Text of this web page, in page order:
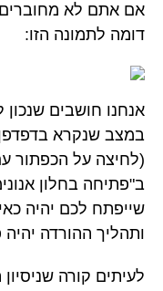
אם אתם לא
דומה לתמונה הזו:
אנחנו חושבים
במצב שנקרא
(לחיצה על הכפתור
ב"פתיחה בחלון
שייפתח לכם יהיה
ותהליך ההורדה יהיה
לעיתים קורה